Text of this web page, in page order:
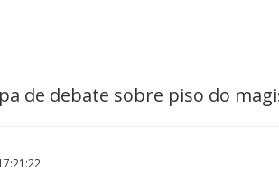
de debate sobre piso do